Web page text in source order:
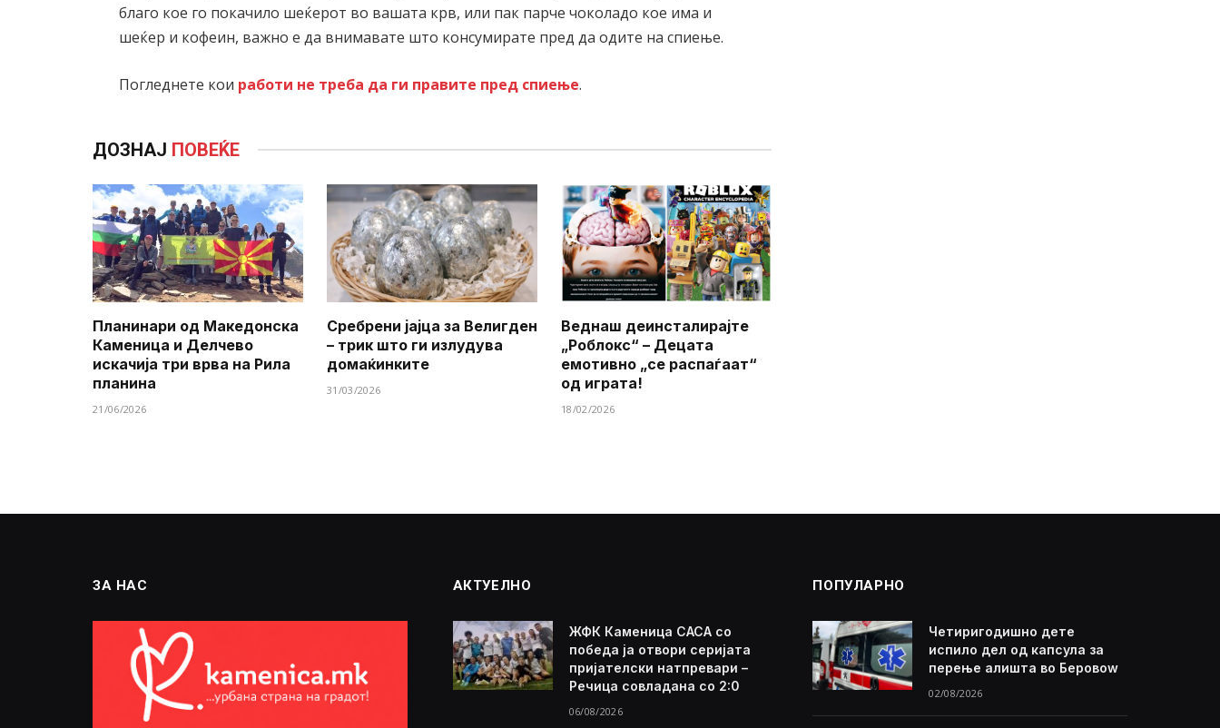
благо кое го покачило шеќерот во вашата крв, или пак парче чоколадо кое има и
шеќер и кофеин, важно е да внимавате што консумирате пред да одите на спиење.
Погледнете кои работи не треба да ги правите пред спиење.
ДОЗНАЈ ПОВЕЌЕ
Планинари од Македонска
Каменица и Делчево
искачија три врва на Рила
планина
21/06/2026
Сребрени јајца за Велигден
– трик што ги излудува
домаќинките
31/03/2026
Веднаш деинсталирајте
„Роблокс“ – Децата
емотивно „се распаѓаат“
од играта!
18/02/2026
ЗА НАС АКТУЕЛНО
ЖФК Каменица САСА со
победа ја отвори серијата
пријателски натпревари –
Речица совладана со 2:0
06/08/2026
ПОПУЛАРНО
Четиригодишно дете
испило дел од капсула за
перење алишта во Беровоw
02/08/2026